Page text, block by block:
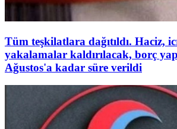
Tüm teşkilatlara dağıtıldı. Haciz,
yakalamalar kaldırılacak, borç
Ağustos'a kadar süre verildi